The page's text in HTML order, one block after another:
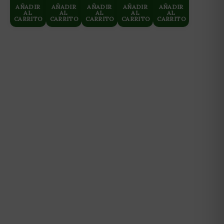
AÑADIR
AL
CARRITO
AÑADIR
AL
CARRITO
NEPTUNE
HIDROPONICS
AÑADIR
AL
CARRITO
AÑADIR
AL
CARRITO
10L
AÑADIR
AL
CARRITO